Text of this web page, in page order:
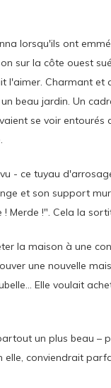
lorsqu'ils ont
sur la côte ouest
l'aimer. Charmant et
beau jardin. Un
se voir entourés
- ce tuyau
et son support
! Merde !". Cela la
la maison à une
une nouvelle
Elle voulait
un plus beau –
elle, conviendrait